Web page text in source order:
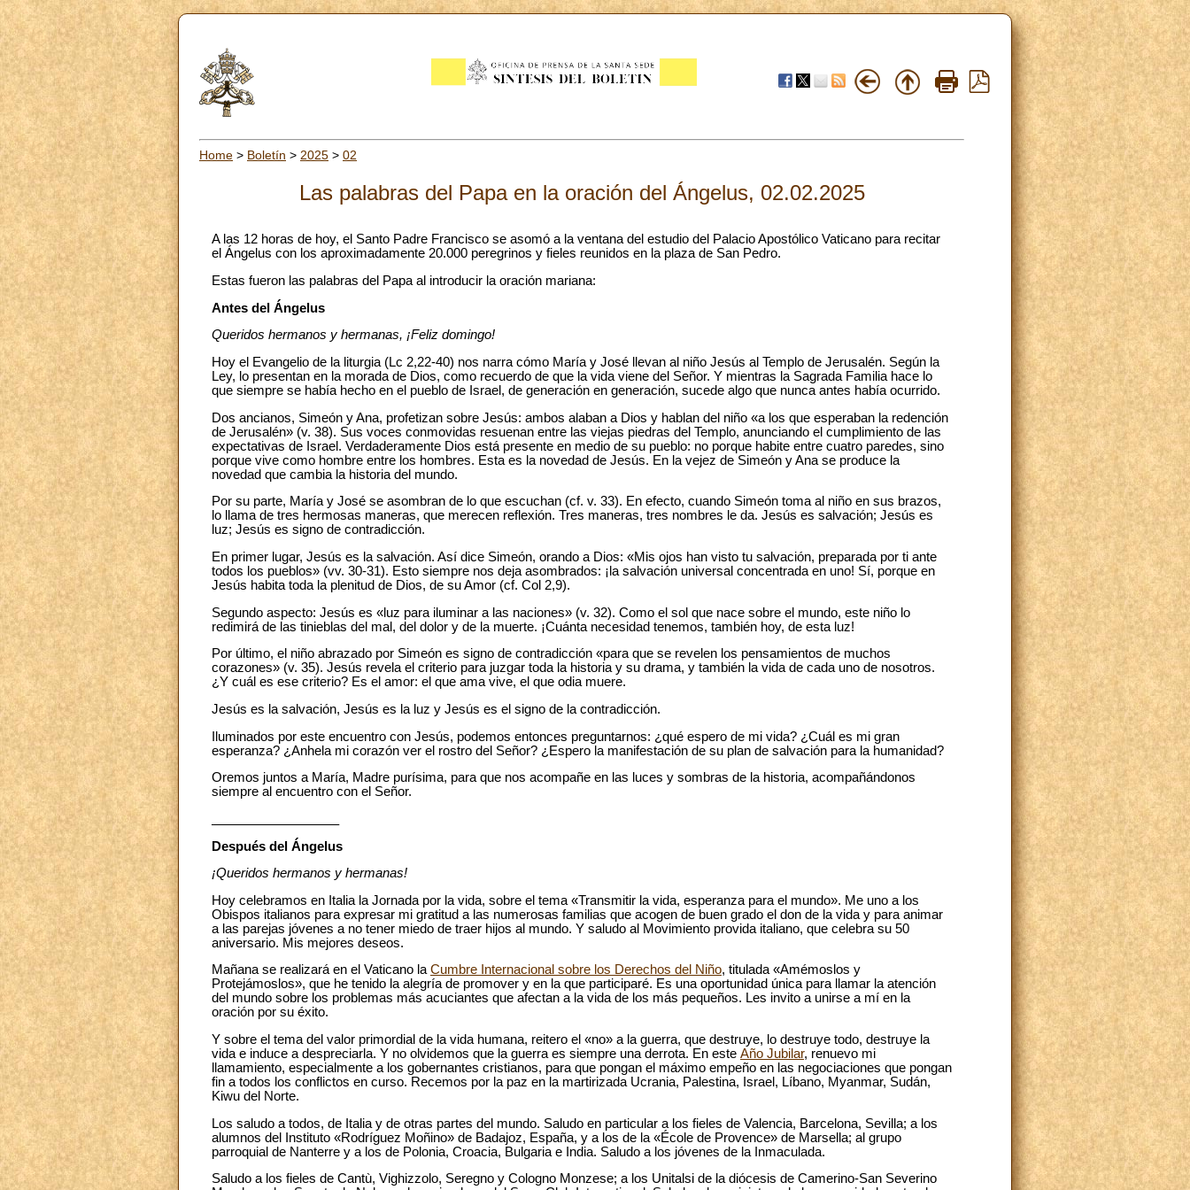
Home > Boletín > 2025 > 02
Las palabras del Papa en la oración del Ángelus, 02.02.2025
A las 12 horas de hoy, el Santo Padre Francisco se asomó a la ventana del estudio del Palacio Apostólico Vaticano para recitar
el Ángelus con los aproximadamente 20.000 peregrinos y fieles reunidos en la plaza de San Pedro.
Estas fueron las palabras del Papa al introducir la oración mariana:
Antes del Ángelus
Queridos hermanos y hermanas, ¡Feliz domingo!
Hoy el Evangelio de la liturgia (Lc 2,22-40) nos narra cómo María y José llevan al niño Jesús al Templo de Jerusalén. Según la
Ley, lo presentan en la morada de Dios, como recuerdo de que la vida viene del Señor. Y mientras la Sagrada Familia hace lo
que siempre se había hecho en el pueblo de Israel, de generación en generación, sucede algo que nunca antes había ocurrido.
Dos ancianos, Simeón y Ana, profetizan sobre Jesús: ambos alaban a Dios y hablan del niño «a los que esperaban la redención
de Jerusalén» (v. 38). Sus voces conmovidas resuenan entre las viejas piedras del Templo, anunciando el cumplimiento de las
expectativas de Israel. Verdaderamente Dios está presente en medio de su pueblo: no porque habite entre cuatro paredes, sino
porque vive como hombre entre los hombres. Esta es la novedad de Jesús. En la vejez de Simeón y Ana se produce la
novedad que cambia la historia del mundo.
Por su parte, María y José se asombran de lo que escuchan (cf. v. 33). En efecto, cuando Simeón toma al niño en sus brazos,
lo llama de tres hermosas maneras, que merecen reflexión. Tres maneras, tres nombres le da. Jesús es salvación; Jesús es
luz; Jesús es signo de contradicción.
En primer lugar, Jesús es la salvación. Así dice Simeón, orando a Dios: «Mis ojos han visto tu salvación, preparada por ti ante
todos los pueblos» (vv. 30-31). Esto siempre nos deja asombrados: ¡la salvación universal concentrada en uno! Sí, porque en
Jesús habita toda la plenitud de Dios, de su Amor (cf. Col 2,9).
Segundo aspecto: Jesús es «luz para iluminar a las naciones» (v. 32). Como el sol que nace sobre el mundo, este niño lo
redimirá de las tinieblas del mal, del dolor y de la muerte. ¡Cuánta necesidad tenemos, también hoy, de esta luz!
Por último, el niño abrazado por Simeón es signo de contradicción «para que se revelen los pensamientos de muchos
corazones» (v. 35). Jesús revela el criterio para juzgar toda la historia y su drama, y también la vida de cada uno de nosotros.
¿Y cuál es ese criterio? Es el amor: el que ama vive, el que odia muere.
Jesús es la salvación, Jesús es la luz y Jesús es el signo de la contradicción.
Iluminados por este encuentro con Jesús, podemos entonces preguntarnos: ¿qué espero de mi vida? ¿Cuál es mi gran
esperanza? ¿Anhela mi corazón ver el rostro del Señor? ¿Espero la manifestación de su plan de salvación para la humanidad?
Oremos juntos a María, Madre purísima, para que nos acompañe en las luces y sombras de la historia, acompañándonos
siempre al encuentro con el Señor.
Después del Ángelus
¡Queridos hermanos y hermanas!
Hoy celebramos en Italia la Jornada por la vida, sobre el tema «Transmitir la vida, esperanza para el mundo». Me uno a los
Obispos italianos para expresar mi gratitud a las numerosas familias que acogen de buen grado el don de la vida y para animar
a las parejas jóvenes a no tener miedo de traer hijos al mundo. Y saludo al Movimiento provida italiano, que celebra su 50
aniversario. Mis mejores deseos.
Mañana se realizará en el Vaticano laCumbre Internacional sobre los Derechos del Niño, titulada «Amémoslos y
Protejámoslos», que he tenido la alegría de promover y en la que participaré. Es una oportunidad única para llamar la atención
del mundo sobre los problemas más acuciantes que afectan a la vida de los más pequeños. Les invito a unirse a mí en la
oración por su éxito.
Y sobre el tema del valor primordial de la vida humana, reitero el «no» a la guerra, que destruye, lo destruye todo, destruye la
vida e induce a despreciarla. Y no olvidemos que la guerra es siempre una derrota. En este Año Jubilar, renuevo mi
llamamiento, especialmente a los gobernantes cristianos, para que pongan el máximo empeño en las negociaciones que pongan
fin a todos los conflictos en curso. Recemos por la paz en la martirizada Ucrania, Palestina, Israel, Líbano, Myanmar, Sudán,
Kiwu del Norte.
Los saludo a todos, de Italia y de otras partes del mundo. Saludo en particular a los fieles de Valencia, Barcelona, Sevilla; a los
alumnos del Instituto «Rodríguez Moñino» de Badajoz, España, y a los de la «École de Provence» de Marsella; al grupo
parroquial de Nanterre y a los de Polonia, Croacia, Bulgaria e India. Saludo a los jóvenes de la Inmaculada.
Saludo a los fieles de Cantù, Vighizzolo, Seregno y Cologno Monzese; a los Unitalsi de la diócesis de Camerino-San Severino